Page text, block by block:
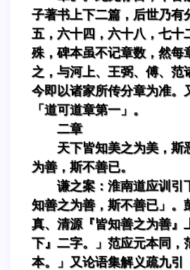
子著书上下二篇，后世乃有
五，六十四，六十八，七十
殊，碑本虽不记章数，然每
之，与河上、王弼、傅、范
今即以诸家所传分章为准。
「道可道章第一」。
二章
天下皆知美之为美，斯
为善，斯不善已。
谦之案：淮南道应训引
知善之为善，斯不善已」。
真、清源『皆知善之为善』
下』二字。」范应元本同，
本。」又论语集解义疏九引